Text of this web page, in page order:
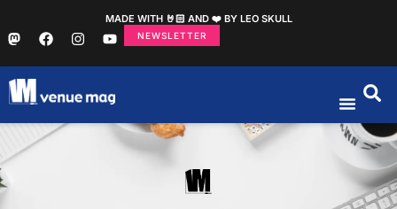
MADE WITH 🤘🏻 AND ❤️ BY LEO SKULL
NEWSLETTER